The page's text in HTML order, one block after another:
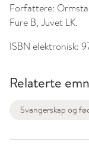
Forfattere:
Fure B, Juvet LK.
ISBN elektronisk:
Relaterte
Svangerskap og